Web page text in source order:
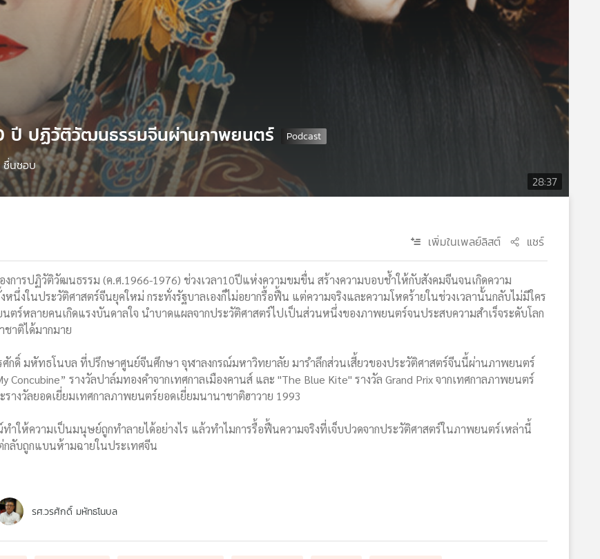
28:37
ปี ปฏิวัติวัฒนธรรมจีนผ่านภาพยนตร์
ชื่นชอบ
เพิ่มในเพลย์ลิสต์ แชร์
การปฏิวัติวัฒนธรรม (ค.ศ.1966-1976) ช่วงเวลา10ปีแห่งความขมขื่น สร้างความบอบช้ำให้กับสังคมจีนจนเกิดความ
นึ่งในประวัติศาสตร์จีนยุคใหม่ กระทั่งรัฐบาลเองก็ไม่อยากรื้อฟื้น แต่ความจริงและความโหดร้ายในช่วงเวลานั้นกลับไม่มีใคร
ตร์หลายคนเกิดแรงบันดาลใจ นำบาดแผลจากประวัติศาสตร์ไปเป็นส่วนหนึ่งของภาพยนตร์จนประสบความสำเร็จระดับโลก
ชาติได้มากมาย
ศักดิ์ มหัทธโนบล ที่ปรึกษาศูนย์จีนศึกษา จุฬาลงกรณ์มหาวิทยาลัย มารำลึกส่วนเสี้ยวของประวัติศาสตร์จีนนี้ผ่านภาพยนตร์
Concubine” รางวัลปาล์มทองคำจากเทศกาลเมืองคานส์ และ "The Blue Kite" รางวัล Grand Prix จากเทศกาลภาพยนตร์
างวัลยอดเยี่ยมเทศกาลภาพยนตร์ยอดเยี่ยมนานาชาติฮาวาย 1993
ำให้ความเป็นมนุษย์ถูกทำลายได้อย่างไร แล้วทำไมการรื้อฟื้นความจริงที่เจ็บปวดจากประวัติศาสตร์ในภาพยนตร์เหล่านี้
ลับถูกแบนห้ามฉายในประเทศจีน
รศ.วรศักดิ์ มหัทธโนบล